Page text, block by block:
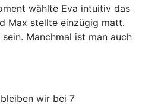
wählte Eva intuitiv das
Max stellte einzügig matt.
Manchmal ist man auch
wir bei 7